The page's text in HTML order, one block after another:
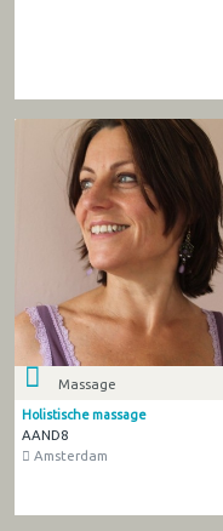
Massage
Holistische massage
AAND8
Amsterdam